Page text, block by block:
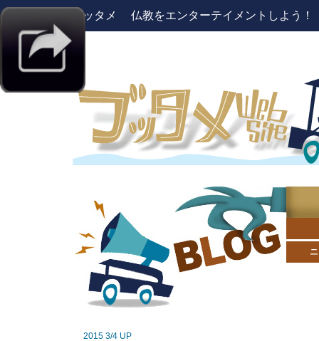
ブッタメ 仏教をエンターテイメントしよう
2015 3/4 UP